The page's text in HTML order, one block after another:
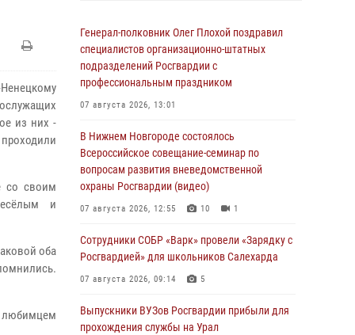
из них -
со своим
и
оба
любимцем
Генерал-полковник Олег Плохой поздравил
специалистов организационно-штатных
подразделений Росгвардии с
профессиональным праздником
07 августа 2026, 13:01
В Нижнем Новгороде состоялось
Всероссийское совещание-семинар по
вопросам развития вневедомственной
охраны Росгвардии (видео)
07 августа 2026, 12:55 10 1
Сотрудники СОБР «Варк» провели «Зарядку с
Росгвардией» для школьников Салехарда
07 августа 2026, 09:14 5
Выпускники ВУЗов Росгвардии прибыли для
прохождения службы на Урал